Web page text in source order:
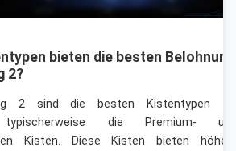
bieten die besten
2?
2 sind die besten Kistentypen
typischerweise die Premium-
Kisten. Diese Kisten bieten